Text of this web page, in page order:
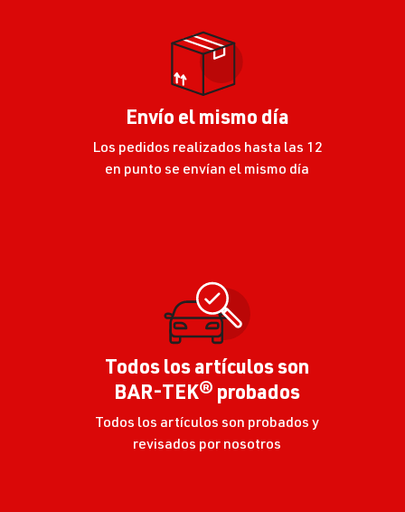
Envío el mismo día
Los pedidos realizados hasta las 12
en punto se envían el mismo día
Todos los artículos son
BAR-TEK® probados
Todos los artículos son probados y
revisados por nosotros